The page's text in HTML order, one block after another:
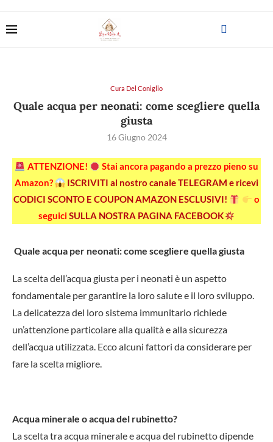
Cura Del Coniglio
Quale acqua per neonati: come scegliere quella
giusta
16 Giugno 2024
ATTENZIONE!
Stai ancora pagando a prezzo pieno su
Amazon?
ISCRIVITI al nostro canale TELEGRAM e ricevi
CODICI SCONTO E COUPON AMAZON ESCLUSIVI!
o
seguiciSULLA NOSTRA PAGINA FACEBOOK
Quale acqua per neonati: come scegliere quella giusta
La scelta dell’acqua giusta per i neonati è un aspetto
fondamentale per garantire la loro salute e il loro sviluppo.
La delicatezza del loro sistema immunitario richiede
un’attenzione particolare alla qualità e alla sicurezza
dell’acqua utilizzata. Ecco alcuni fattori da considerare per
fare la scelta migliore.
Acqua minerale o acqua del rubinetto?
La scelta tra acqua minerale e acqua del rubinetto dipende